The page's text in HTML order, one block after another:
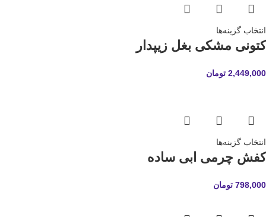
انتخاب گزینه‌ها
کتونی مشکی بغل زیپدار
2,449,000 تومان
انتخاب گزینه‌ها
کفش چرمی ابی ساده
798,000 تومان